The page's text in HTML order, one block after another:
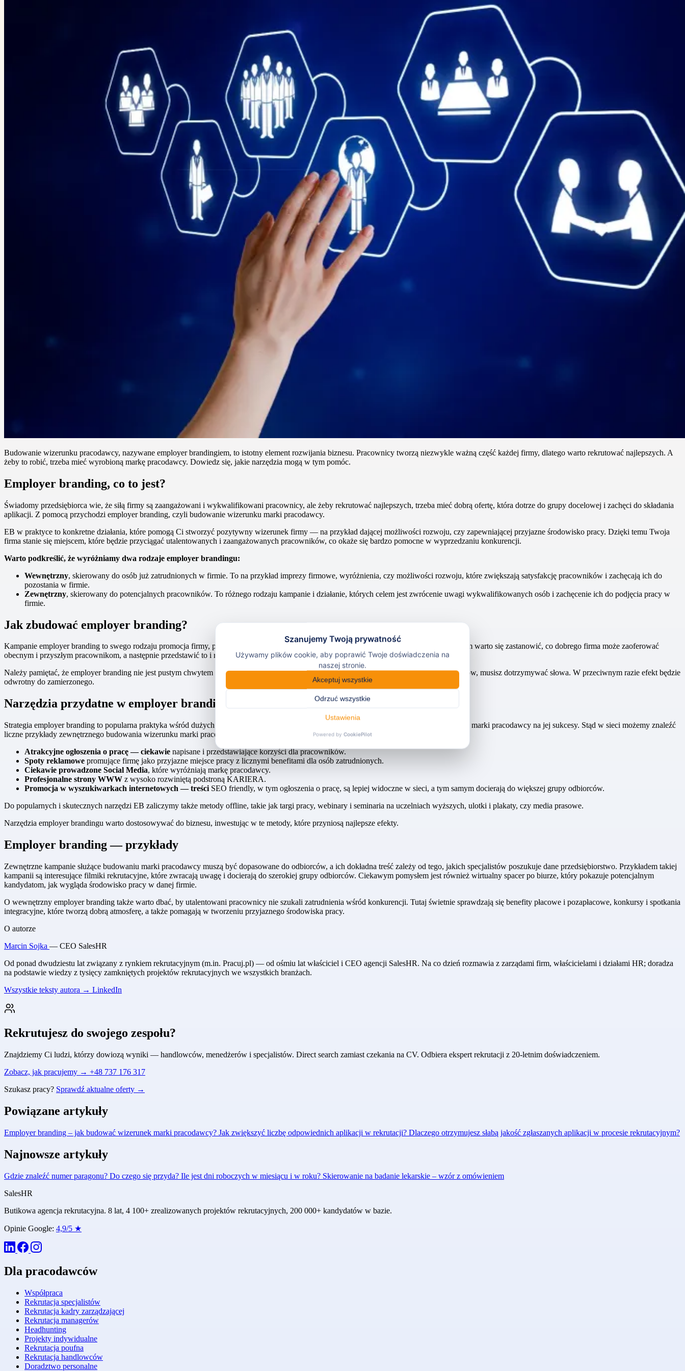
Budowanie wizerunku pracodawcy, nazywane employer brandingiem, to istotny element rozwijania biznesu. Pracownicy tworzą niezwykle ważną część każdej firmy, dlatego warto rekrutować najlepszych. A
żeby to robić, trzeba mieć wyrobioną markę pracodawcy. Dowiedz się, jakie narzędzia mogą w tym pomóc.
Employer branding, co to jest?
Świadomy przedsiębiorca wie, że siłą firmy są zaangażowani i wykwalifikowani pracownicy, ale żeby rekrutować najlepszych, trzeba mieć dobrą ofertę, która dotrze do grupy docelowej i zachęci do składania
aplikacji. Z pomocą przychodzi employer branding, czyli budowanie wizerunku marki pracodawcy.
EB w praktyce to konkretne działania, które pomogą Ci stworzyć pozytywny wizerunek firmy — na przykład dającej możliwości rozwoju, czy zapewniającej przyjazne środowisko pracy. Dzięki temu Twoja
firma stanie się miejscem, które będzie przyciągać utalentowanych i zaangażowanych pracowników, co okaże się bardzo pomocne w wyprzedzaniu konkurencji.
Warto podkreślić, że wyróżniamy dwa rodzaje employer brandingu:
Wewnętrzny, skierowany do osób już zatrudnionych w firmie. To na przykład imprezy firmowe, wyróżnienia, czy możliwości rozwoju, które zwiększają satysfakcję pracowników i zachęcają ich do
pozostania w firmie.
Zewnętrzny, skierowany do potencjalnych pracowników. To różnego rodzaju kampanie i działanie, których celem jest zwrócenie uwagi wykwalifikowanych osób i zachęcenie ich do podjęcia pracy w
firmie.
Jak zbudować employer branding?
Kampanie employer branding to swego rodzaju promocja firmy, przy czym grupę docelową stanowią pracownicy, a nie klienci. W związku z tym warto się zastanowić, co dobrego firma może zaoferować
obecnym i przyszłym pracownikom, a następnie przedstawić to i realizować w ciekawy sposób.
Należy pamiętać, że employer branding nie jest pustym chwytem marketingowym. Jeśli promujesz swoją markę za pomocą konkretnych benefitów, musisz dotrzymywać słowa. W przeciwnym razie efekt będzie
odwrotny do zamierzonego.
Narzędzia przydatne w employer brandingu
Strategia employer branding to popularna praktyka wśród dużych firm, w których panuje powszechna świadomość istotnego wpływu wizerunku marki pracodawcy na jej sukcesy. Stąd w sieci możemy znaleźć
liczne przykłady zewnętrznego budowania wizerunku marki pracodawcy, do których należą:
Atrakcyjne ogłoszenia o pracę — ciekawie napisane i przedstawiające korzyści dla pracowników.
Spoty reklamowe promujące firmę jako przyjazne miejsce pracy z licznymi benefitami dla osób zatrudnionych.
Ciekawie prowadzone Social Media, które wyróżniają markę pracodawcy.
Profesjonalne strony WWW z wysoko rozwiniętą podstroną KARIERA.
Promocja w wyszukiwarkach internetowych — treści SEO friendly, w tym ogłoszenia o pracę, są lepiej widoczne w sieci, a tym samym docierają do większej grupy odbiorców.
Do popularnych i skutecznych narzędzi EB zaliczymy także metody offline, takie jak targi pracy, webinary i seminaria na uczelniach wyższych, ulotki i plakaty, czy media prasowe.
Narzędzia employer brandingu warto dostosowywać do biznesu, inwestując w te metody, które przyniosą najlepsze efekty.
Employer branding — przykłady
Zewnętrzne kampanie służące budowaniu marki pracodawcy muszą być dopasowane do odbiorców, a ich dokładna treść zależy od tego, jakich specjalistów poszukuje dane przedsiębiorstwo. Przykładem takiej
kampanii są interesujące filmiki rekrutacyjne, które zwracają uwagę i docierają do szerokiej grupy odbiorców. Ciekawym pomysłem jest również wirtualny spacer po biurze, który pokazuje potencjalnym
kandydatom, jak wygląda środowisko pracy w danej firmie.
O wewnętrzny employer branding także warto dbać, by utalentowani pracownicy nie szukali zatrudnienia wśród konkurencji. Tutaj świetnie sprawdzają się benefity płacowe i pozapłacowe, konkursy i spotkania
integracyjne, które tworzą dobrą atmosferę, a także pomagają w tworzeniu przyjaznego środowiska pracy.
O autorze
Marcin Sojka — CEO SalesHR
Od ponad dwudziestu lat związany z rynkiem rekrutacyjnym (m.in. Pracuj.pl) — od ośmiu lat właściciel i CEO agencji SalesHR. Na co dzień rozmawia z zarządami firm, właścicielami i działami HR; doradza
na podstawie wiedzy z tysięcy zamkniętych projektów rekrutacyjnych we wszystkich branżach.
Wszystkie teksty autora → LinkedIn
Rekrutujesz do swojego zespołu?
Znajdziemy Ci ludzi, którzy dowiozą wyniki — handlowców, menedżerów i specjalistów. Direct search zamiast czekania na CV. Odbiera ekspert rekrutacji z 20-letnim doświadczeniem.
Zobacz, jak pracujemy → +48 737 176 317
Szukasz pracy? Sprawdź aktualne oferty →
Powiązane artykuły
Employer branding – jak budować wizerunek marki pracodawcy? Jak zwiększyć liczbę odpowiednich aplikacji w rekrutacji? Dlaczego otrzymujesz słabą jakość zgłaszanych aplikacji w procesie rekrutacyjnym?
Najnowsze artykuły
Gdzie znaleźć numer paragonu? Do czego się przyda? Ile jest dni roboczych w miesiącu i w roku? Skierowanie na badanie lekarskie – wzór z omówieniem
SalesHR
Butikowa agencja rekrutacyjna. 8 lat, 4 100+ zrealizowanych projektów rekrutacyjnych, 200 000+ kandydatów w bazie.
Opinie Google: 4,9/5 ★
Dla pracodawców
Współpraca
Rekrutacja specjalistów
Rekrutacja kadry zarządzającej
Rekrutacja managerów
Headhunting
Projekty indywidualne
Rekrutacja poufna
Rekrutacja handlowców
Doradztwo personalne